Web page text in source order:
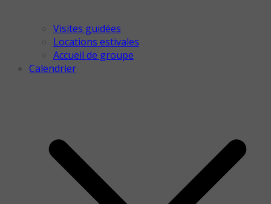
Visites guidées
Locations estivales
Accueil de groupe
Calendrier